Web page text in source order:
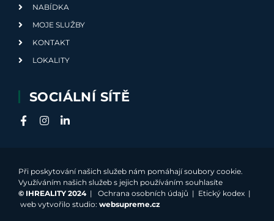
NABÍDKA
MOJE SLUŽBY
KONTAKT
LOKALITY
SOCIÁLNÍ SÍTĚ
Při poskytování našich služeb nám pomáhají soubory cookie.
Využíváním našich služeb s jejich používáním souhlasíte
© IHREALITY 2024| Ochrana osobních údajů | Etický kodex |
web vytvořilo studio: websupreme.cz